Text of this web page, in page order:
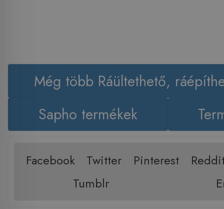
Még több Ráültethető,
Sapho termékek
Facebook Twitter Pinterest
Tumblr